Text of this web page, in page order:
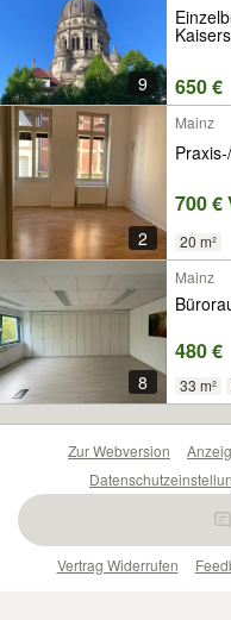
9 650 €
2
Mainz
700 €
20 m²
8
Mainz
480 €
33 m²
Zur Webversion
Vertrag Widerrufen